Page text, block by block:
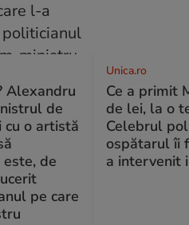
Alexandru
de
cu o artistă
este, de
pe care
Unica.ro
Ce a primit
de lei, la o
Celebrul
ospătarul îi
a intervenit